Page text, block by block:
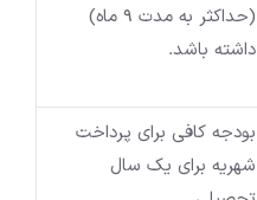
(حداکثر به مدت 9 ماه)
داشته باشد.
بودجه کافی برای پرداخت
شهریه برای یک سال